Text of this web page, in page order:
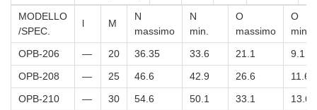
MODELLO
/SPEC.
l M
N
massimo
N
min.
O
massimo
O
min.
OPB-206
— 20 36.35 33.6 21.1
9.1
OPB-208
— 25 46.6 42.9 26.6
11.6
OPB-210
— 30 54.6 50.1 33.1
13.6